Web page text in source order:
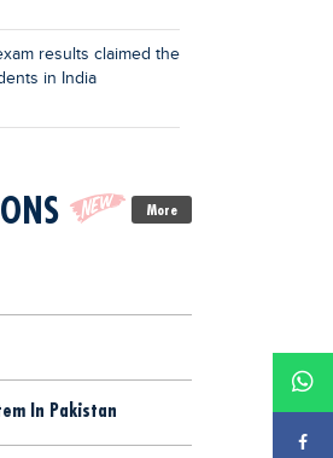
results claimed the
in India
More
In Pakistan